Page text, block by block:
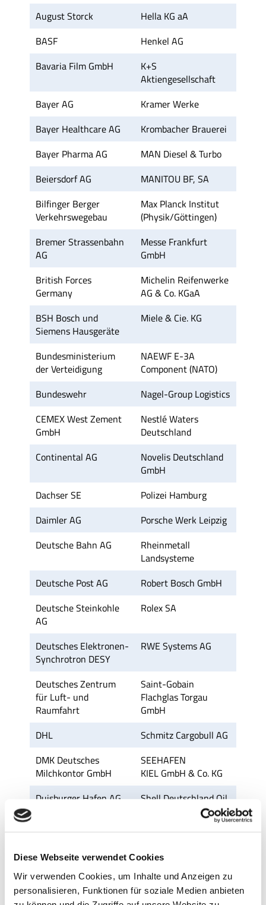
Diese Webseite verwendet Cookies
Wir verwenden Cookies, um Inhalte und Anzeigen zu
personalisieren, Funktionen für soziale Medien anbieten
August Storck
Hella KG aA
BASF
Henkel AG
Bavaria Film GmbH
K+S
Aktiengesellschaft
Bayer AG
Kramer Werke
Bayer Healthcare AG
Krombacher Brauerei
Bayer Pharma AG
MAN Diesel & Turbo
Beiersdorf AG
MANITOU BF, SA
Bilfinger Berger
Verkehrswegebau
Max Planck Institut
(Physik/Göttingen)
Bremer Strassenbahn
AG
Messe Frankfurt
GmbH
British Forces
Germany
Michelin Reifenwerke
AG & Co. KGaA
BSH Bosch und
Siemens Hausgeräte
Miele & Cie. KG
Bundesministerium
der Verteidigung
NAEWF E-3A
Component (NATO)
Bundeswehr
Nagel-Group Logistics
CEMEX West Zement
GmbH
Nestlé Waters
Deutschland
Continental AG
Novelis Deutschland
GmbH
Dachser SE
Polizei Hamburg
Daimler AG
Porsche Werk Leipzig
Deutsche Bahn AG
Rheinmetall
Landsysteme
Deutsche Post AG
Robert Bosch GmbH
Deutsche Steinkohle
AG
Rolex SA
Deutsches Elektronen-
Synchrotron DESY
RWE Systems AG
Deutsches Zentrum
für Luft- und
Raumfahrt
Saint-Gobain
Flachglas Torgau
GmbH
DHL
Schmitz Cargobull AG
DMK Deutsches
Milchkontor GmbH
SEEHAFEN
KIEL GmbH & Co. KG
Duisburger Hafen AG
Shell Deutschland Oil
DuPont de Nemours
Siemens AG
Dynamit Nobel
Stuttgarter
Straßenbahnen AG